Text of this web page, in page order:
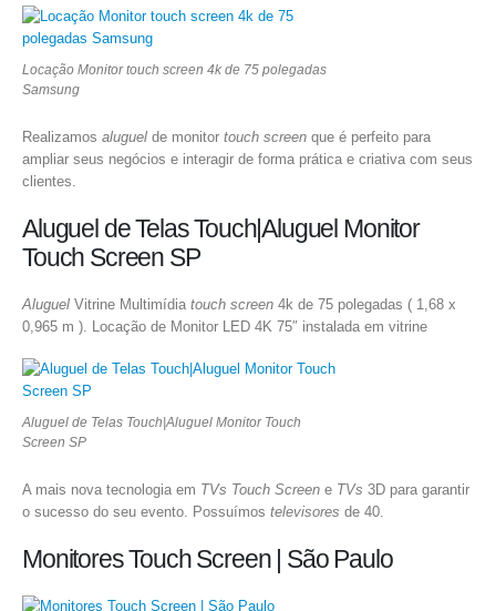
Locação Monitor touch screen 4k de 75 polegadas
Samsung
Realizamos aluguel de monitor touch screen que é perfeito para
ampliar seus negócios e interagir de forma prática e criativa com seus
clientes.
Aluguel de Telas Touch|Aluguel Monitor
Touch Screen SP
Aluguel Vitrine Multimídia touch screen 4k de 75 polegadas ( 1,68 x
0,965 m ). Locação de Monitor LED 4K 75″ instalada em vitrine
Aluguel de Telas Touch|Aluguel Monitor Touch
Screen SP
A mais nova tecnologia em TVs Touch Screen e TVs 3D para garantir
o sucesso do seu evento. Possuímos televisores de 40.
Monitores Touch Screen | São Paulo